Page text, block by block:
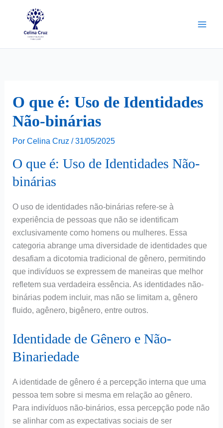
O que é: Uso de Identidades
Não-binárias
Por Celina Cruz / 31/05/2025
O que é: Uso de Identidades Não-
binárias
O uso de identidades não-binárias refere-se à
experiência de pessoas que não se identificam
exclusivamente como homens ou mulheres. Essa
categoria abrange uma diversidade de identidades que
desafiam a dicotomia tradicional de gênero, permitindo
que indivíduos se expressem de maneiras que melhor
refletem sua verdadeira essência. As identidades não-
binárias podem incluir, mas não se limitam a, gênero
fluido, agênero, bigênero, entre outros.
Identidade de Gênero e Não-
Binariedade
A identidade de gênero é a percepção interna que uma
pessoa tem sobre si mesma em relação ao gênero.
Para indivíduos não-binários, essa percepção pode não
se alinhar com as expectativas sociais de ser